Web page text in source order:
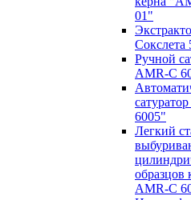
01"
Сокслета
Ручной
AMR-C
6005"
Легкий
образцов
AMR-C